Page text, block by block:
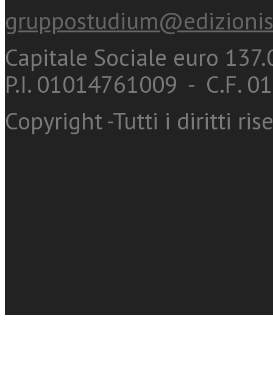
Capitale Sociale euro
P.I. 01014761009 - C.F.
Copyright -Tutti i diritti